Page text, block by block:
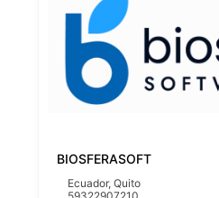
BIOSFERASOFT
Ecuador,Quito